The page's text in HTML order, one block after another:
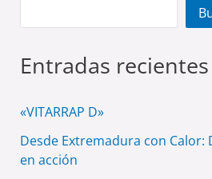
Entradas recientes
«VITARRAP D»
Desde Extremadura con Calor:
en acción